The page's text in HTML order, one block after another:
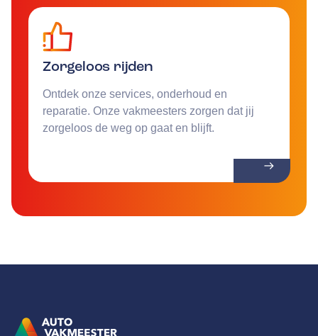
Zorgeloos rijden
Ontdek onze services, onderhoud en
reparatie. Onze vakmeesters zorgen dat jij
zorgeloos de weg op gaat en blijft.